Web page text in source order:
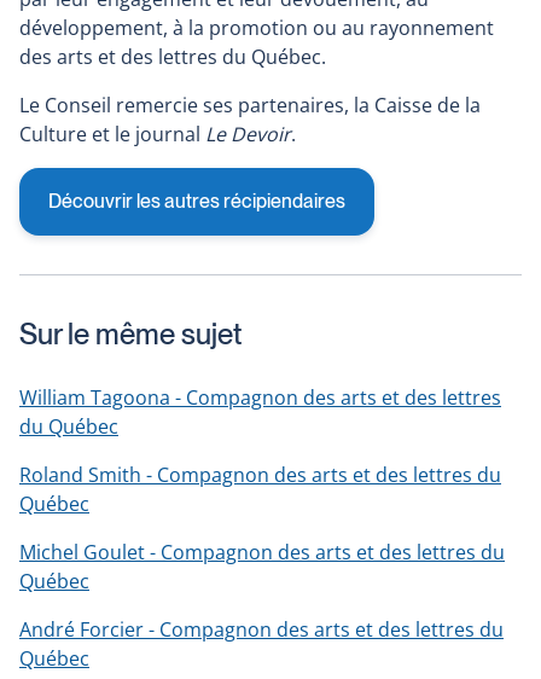
développement, à la promotion ou au rayonnement
des arts et des lettres du Québec.
Le Conseil remercie ses partenaires, la Caisse de la
Culture et le journal Le Devoir.
Découvrir les autres récipiendaires
Sur le même sujet
William Tagoona - Compagnon des arts et des lettres
du Québec
Roland Smith - Compagnon des arts et des lettres du
Québec
Michel Goulet - Compagnon des arts et des lettres du
Québec
André Forcier - Compagnon des arts et des lettres du
Québec